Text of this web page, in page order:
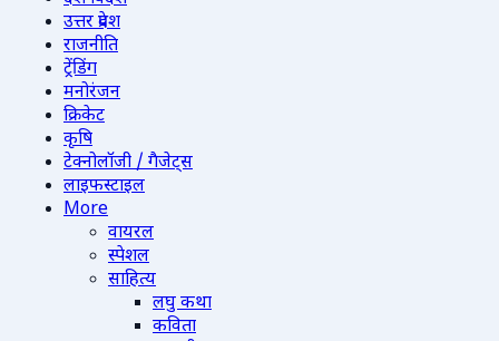
उत्तर प्रदेश
राजनीति
ट्रेंडिंग
मनोरंजन
क्रिकेट
कृषि
टेक्नोलॉजी / गैजेट्स
लाइफस्टाइल
More
वायरल
स्पेशल
साहित्य
लघु कथा
कविता